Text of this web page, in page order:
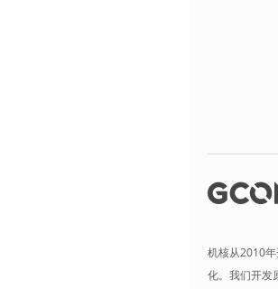
机核从2010
化。我们开发